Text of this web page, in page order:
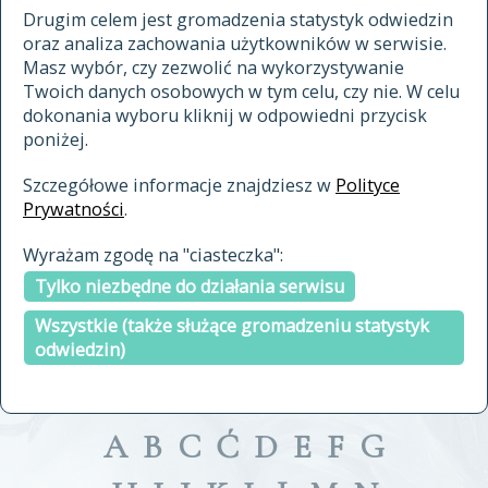
Drugim celem jest gromadzenia statystyk odwiedzin
oraz analiza zachowania użytkowników w serwisie.
Masz wybór, czy zezwolić na wykorzystywanie
Twoich danych osobowych w tym celu, czy nie. W celu
dokonania wyboru kliknij w odpowiedni przycisk
poniżej.
Szczegółowe informacje znajdziesz w Polityce
Prywatności.
Wyrażam zgodę na "ciasteczka":
Tylko niezbędne do działania serwisu
Wszystkie (także służące gromadzeniu statystyk
odwiedzin)
materiały archiwalne
cytowanie
kontakt
indeksie
a fronte
a tergo
A B C Ć D E F G